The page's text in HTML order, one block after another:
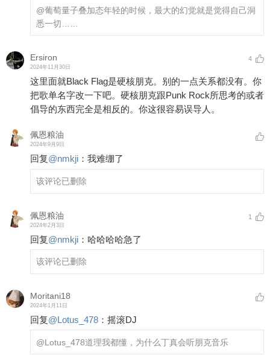
@葡萄量子叠加态年轻的时候，最大的幻觉就是觉得自己洞
悉一切……
Ersiron
2024年11月30日
4
这里面就Black Flag是硬核朋克。别的一点关系都没有。你
把歌单名字改一下吧。硬核朋克跟Punk Rock所思考的或者
倡导的东西完全是相反的。你这很容易误导人。
佩恩粮油
2024年9月9日
回复@nmkji ： 我难绷了
该评论已删除
佩恩粮油
2024年2月3日
1
回复@nmkji ： 哈哈哈哈急了
该评论已删除
Moritani18
2024年1月11日
回复@Lotus_478 ： 摇滚DJ
@Lotus_478道理我都懂，为什么丁真会听朋克音乐